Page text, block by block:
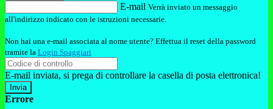
E-mail Verrà inviato un messaggio
all'indirizzo indicato con le istruzioni necessarie.
Non hai una e-mail associata al nome utente? Effettua il reset della password
tramite la Login Spaggiari
E-mail inviata, si prega di controllare la casella di posta elettronica!
Errore